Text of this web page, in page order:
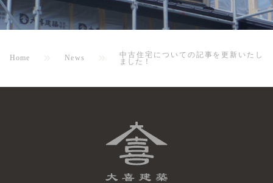
Home News
中古住宅についての記事を更新いたし
ました！